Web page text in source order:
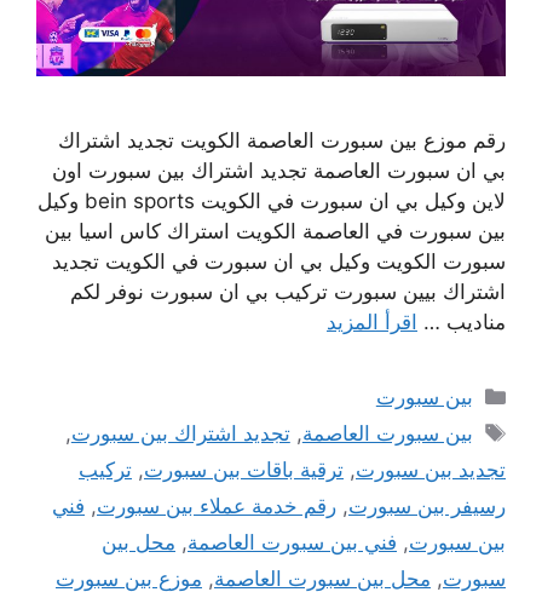
رقم موزع بين سبورت العاصمة الكويت تجديد اشتراك
بي ان سبورت العاصمة تجديد اشتراك بين سبورت اون
لاين وكيل بي ان سبورت في الكويت bein sports وكيل
بين سبورت في العاصمة الكويت استراك كاس اسيا بين
سبورت الكويت وكيل بي ان سبورت في الكويت تجديد
اشتراك بيين سبورت تركيب بي ان سبورت نوفر لكم
مناديب … اقرأ المزيد
التصنيفات
بين سبورت
الوسوم
بين سبورت العاصمة,تجديد اشتراك بين سبورت,
تجديد بين سبورت, ترقية باقات بين سبورت, تركيب
رسيفر بين سبورت, رقم خدمة عملاء بين سبورت, فني
بين سبورت, فني بين سبورت العاصمة, محل بين
سبورت, محل بين سبورت العاصمة, موزع بين سبورت